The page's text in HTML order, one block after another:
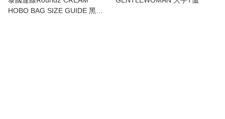
HOBO BAG SIZE GUIDE 黑色/